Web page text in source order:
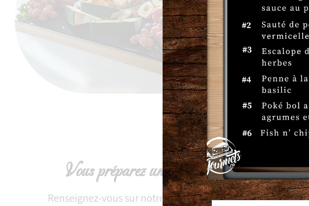
Vous préparez un événement?
Renseignez-vous sur notre service de traiteur.